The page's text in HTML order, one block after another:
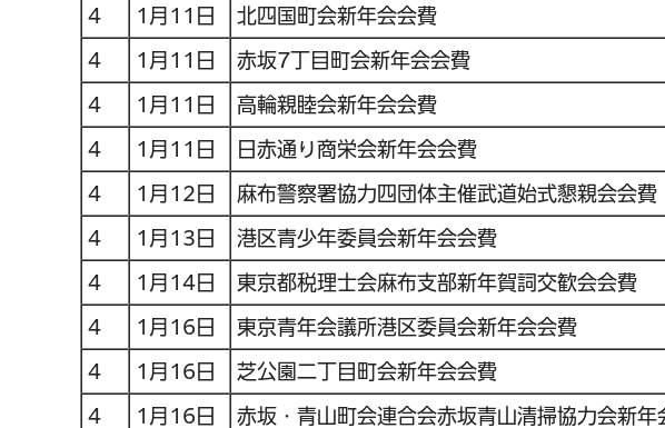
4 1月11日 北四国町会新年会会費
4 1月11日 赤坂7丁目町会新年会会費
4 1月11日 高輪親睦会新年会会費
4 1月11日 日赤通り商栄会新年会会費
4 1月12日 麻布警察署協力四団体主催武道始式懇親会会費
4 1月13日 港区青少年委員会新年会会費
4 1月14日 東京都税理士会麻布支部新年賀詞交歓会会費
4 1月16日 東京青年会議所港区委員会新年会会費
4 1月16日 芝公園二丁目町会新年会会費
4 1月16日 赤坂・青山町会連合会赤坂青山清掃協力会新年